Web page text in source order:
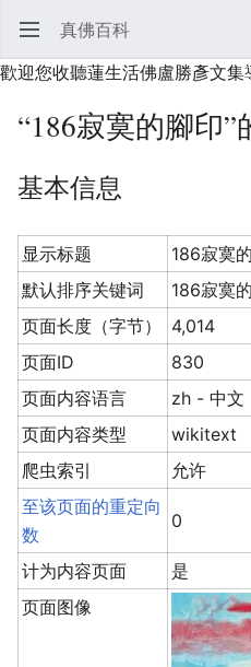
打开主菜单 真佛百科
歡迎您收聽蓮生活佛盧勝彥文集
“186寂寞的腳印”
基本信息
显示标题
186寂寞
默认排序关键词
186寂寞
页面长度（字节）
4,014
页面ID
830
页面内容语言
zh - 中文
页面内容类型
wikitext
爬虫索引
允许
至该页面的重定向
数
0
计为内容页面
是
页面图像